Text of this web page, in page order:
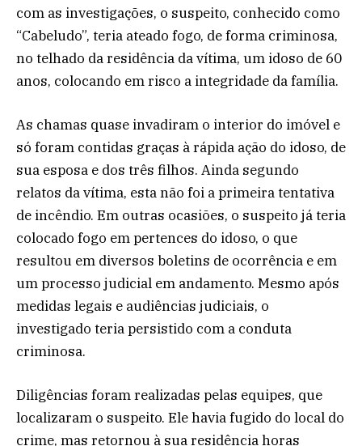
com as investigações, o suspeito, conhecido como
“Cabeludo”, teria ateado fogo, de forma criminosa,
no telhado da residência da vítima, um idoso de 60
anos, colocando em risco a integridade da família.
As chamas quase invadiram o interior do imóvel e
só foram contidas graças à rápida ação do idoso, de
sua esposa e dos três filhos. Ainda segundo
relatos da vítima, esta não foi a primeira tentativa
de incêndio. Em outras ocasiões, o suspeito já teria
colocado fogo em pertences do idoso, o que
resultou em diversos boletins de ocorrência e em
um processo judicial em andamento. Mesmo após
medidas legais e audiências judiciais, o
investigado teria persistido com a conduta
criminosa.
Diligências foram realizadas pelas equipes, que
localizaram o suspeito. Ele havia fugido do local do
crime, mas retornou à sua residência horas